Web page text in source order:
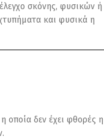
σκόνης, φυσικών ή
και φυσικά η
οποία δεν έχει φθορές η